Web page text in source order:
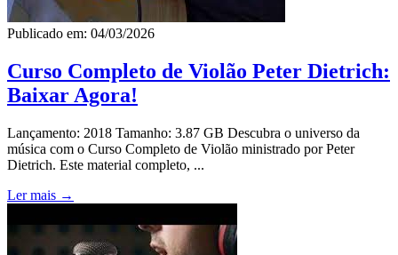
Publicado em: 04/03/2026
Curso Completo de Violão Peter Dietrich:
Baixar Agora!
Lançamento: 2018 Tamanho: 3.87 GB Descubra o universo da
música com o Curso Completo de Violão ministrado por Peter
Dietrich. Este material completo, ...
Ler mais →